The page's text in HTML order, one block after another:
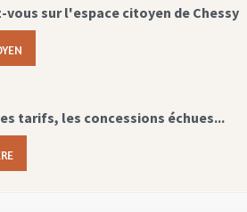
sur l'espace citoyen de Chessy
tarifs, les concessions échues...